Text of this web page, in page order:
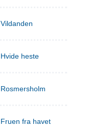
Vildanden
Hvide heste
Rosmersholm
Fruen fra havet